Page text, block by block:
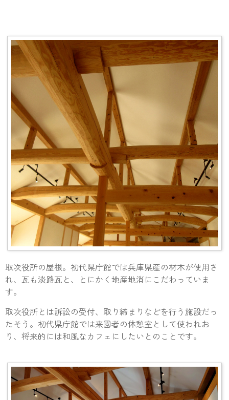
取次役所の屋根。初代県庁館では兵庫県産の材木が使用さ
れ、瓦も淡路瓦と、とにかく地産地消にこだわっていま
す。
取次役所とは訴訟の受付、取り締まりなどを行う施設だっ
たそう。初代県庁館では来園者の休憩室として使われお
り、将来的には和風なカフェにしたいとのことです。